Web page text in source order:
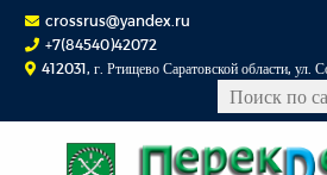
crossrus@yandex.ru
+7(84540)42072
412031, г. Ртищево Саратовской области, ул.